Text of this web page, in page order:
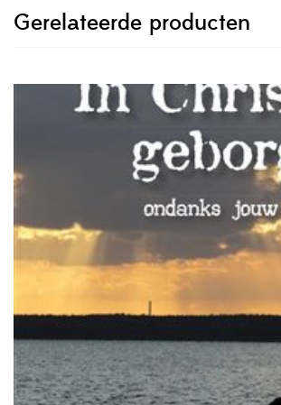
Gerelateerde producten